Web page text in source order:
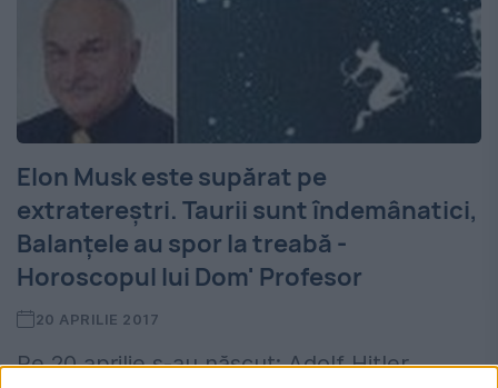
Elon Musk este supărat pe
extratereștri. Taurii sunt îndemânatici,
Balanțele au spor la treabă -
Horoscopul lui Dom' Profesor
20 APRILIE 2017
Pe 20 aprilie s-au născut: Adolf Hitler,